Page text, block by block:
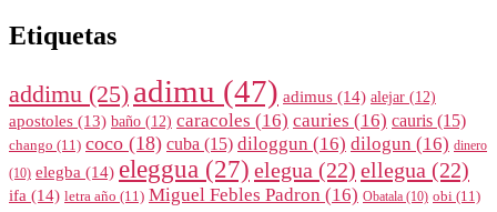
Etiquetas
addimu (25) adimu (47) adimus (14) alejar (12)
apostoles (13) baño (12) caracoles (16) cauries (16) cauris (15)
chango (11) coco (18) cuba (15) diloggun (16) dilogun (16) dinero
(10) elegba (14) eleggua (27) elegua (22) ellegua (22)
ifa (14) letra año (11) Miguel Febles Padron (16) Obatala (10) obi (11)